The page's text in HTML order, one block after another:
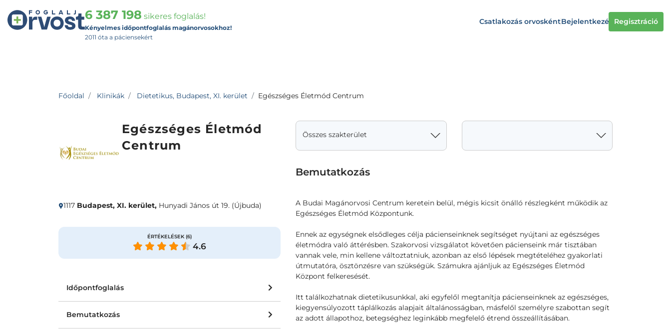
6 387 198 sikeres foglalás!
Kényelmes időpontfoglalás magánorvosokhoz!
2011 óta a páciensekért
Csatlakozás orvoskéntBejelentkezés Regisztráció
Főoldal Klinikák Dietetikus, Budapest, XI. kerület Egészséges Életmód Centrum
Egészséges Életmód
Centrum
ÉRTÉKELÉSEK (6)
4.6
1117 Budapest, XI. kerület, Hunyadi János út 19. (Újbuda)
Időpontfoglalás
Bemutatkozás
Összes szakterület
Bemutatkozás
A Budai Magánorvosi Centrum keretein belül, mégis kicsit önálló részlegként működik az
Egészséges Életmód Központunk.
Ennek az egységnek elsődleges célja pácienseinknek segítséget nyújtani az egészséges
életmódra való áttérésben. Szakorvosi vizsgálatot követően pácienseink már tisztában
vannak vele, min kellene változtatniuk, azonban az első lépések megtételéhez gyakorlati
útmutatóra, ösztönzésre van szükségük. Számukra ajánljuk az Egészséges Életmód
Központ felkeresését.
Itt találkozhatnak dietetikusunkkal, aki egyfelől megtanítja pácienseinknek az egészséges,
kiegyensúlyozott táplálkozás alapjait általánosságban, másfelől személyre szabottan segít
az adott állapothoz, betegséghez leginkább megfelelő étrend összeállításában.